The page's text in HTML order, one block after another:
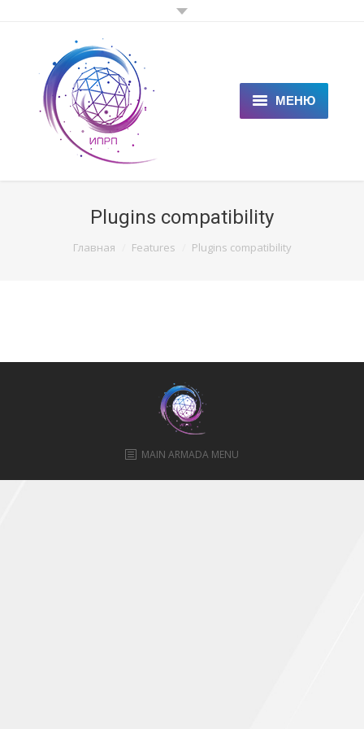
МЕНЮ
ГЛАВНАЯ
СПЕЦИАЛИСТАМ
ПРАВИЛА
КОНСУЛЬТИРОВАНИЯ
КОНТАКТЫ
Plugins compatibility
You are here:Главная Features Plugins compatibility
MAIN ARMADA MENU